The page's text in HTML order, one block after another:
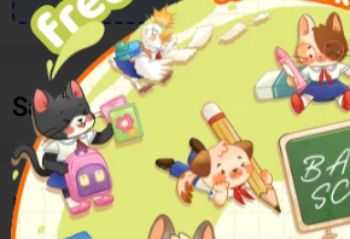
Sản phẩm cùng loại
Mô tả sản phẩm